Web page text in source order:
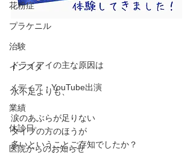
花粉症
プラケニル
治験
インスタ
メディア・YouTube出演
業績
休診日
医院からのお知らせ
ドライアイの主な原因は
水不足よりも、
涙のあぶらが足りない
タイプの方のほうが
多いということご存知でしたか？